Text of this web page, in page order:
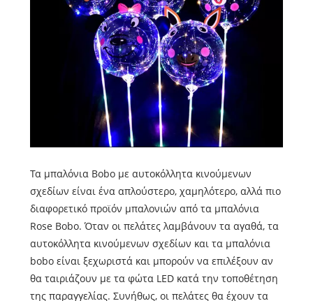
Τα μπαλόνια Bobo με αυτοκόλλητα κινούμενων
σχεδίων είναι ένα απλούστερο, χαμηλότερο, αλλά πιο
διαφορετικό προϊόν μπαλονιών από τα μπαλόνια
Rose Bobo. Όταν οι πελάτες λαμβάνουν τα αγαθά, τα
αυτοκόλλητα κινούμενων σχεδίων και τα μπαλόνια
bobo είναι ξεχωριστά και μπορούν να επιλέξουν αν
θα ταιριάζουν με τα φώτα LED κατά την τοποθέτηση
της παραγγελίας. Συνήθως, οι πελάτες θα έχουν τα